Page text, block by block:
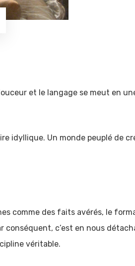
et le langage se meut en
idyllique. Un monde peuplé de
comme des faits avérés, le
conséquent, c’est en nous
véritable.